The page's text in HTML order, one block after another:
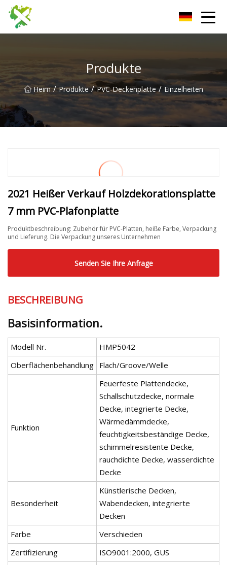
Produkte
Heim / Produkte / PVC-Deckenplatte / Einzelheiten
2021 Heißer Verkauf Holzdekorationsplatte
7 mm PVC-Plafonplatte
Produktbeschreibung: Zubehör für PVC-Platten, heiße Farbe, Verpackung
und Lieferung. Die Verpackung unseres Unternehmen
Senden Sie Ihre Anfrage
BESCHREIBUNG
Basisinformation.
Modell Nr.
HMP5042
Oberflächenbehandlung Flach/Groove/Welle
Funktion
Feuerfeste Plattendecke,
Schallschutzdecke, normale
Decke, integrierte Decke,
Wärmedämmdecke,
feuchtigkeitsbeständige Decke,
schimmelresistente Decke,
rauchdichte Decke, wasserdichte
Decke
Besonderheit
Künstlerische Decken,
Wabendecken, integrierte
Decken
Farbe
Verschieden
Zertifizierung
ISO9001:2000, GUS